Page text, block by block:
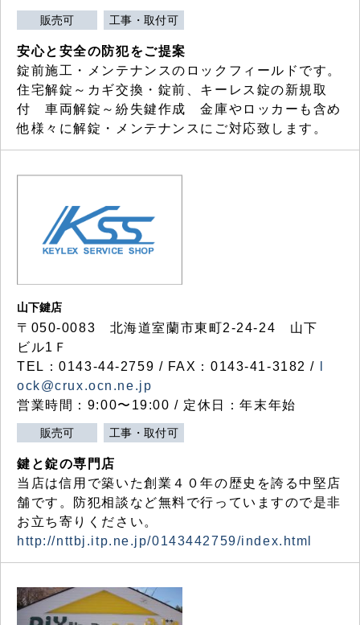
販売可 工事・取付可
安心と安全の防犯をご提案
錠前施工・メンテナンスのロックフィールドです。
住宅解錠～カギ交換・錠前、キーレス錠の新規取
付 車両解錠～紛失鍵作成 金庫やロッカーも含め
他様々に解錠・メンテナンスにご対応致します。
山下鍵店
〒050-0083 北海道室蘭市東町2-24-24 山下
ビル1Ｆ
TEL：0143-44-2759 / FAX：0143-41-3182 /
ock@crux.ocn.ne.jp
営業時間：9:00〜19:00 / 定休日：年末年始
販売可 工事・取付可
鍵と錠の専門店
当店は信用で築いた創業４０年の歴史を誇る中堅店
舗です。防犯相談など無料で行っていますので是非
お立ち寄りください。
http://nttbj.itp.ne.jp/0143442759/index.html